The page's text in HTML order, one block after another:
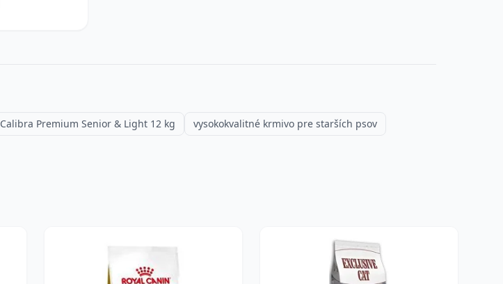
Calibra Premium Senior & Light 12 kg
vysokokvalitné krmivo pre starších psov